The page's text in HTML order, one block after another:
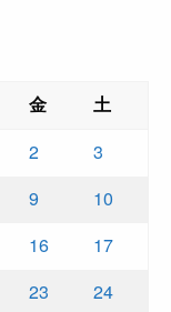
金
土
2
3
9
10
16
17
23
24